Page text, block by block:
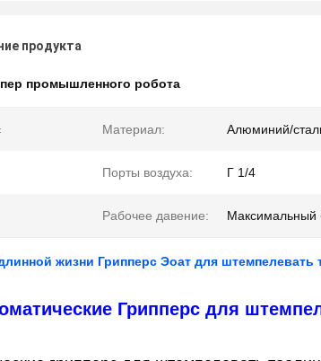
продукта
промышленного робота
Материал: Алюминий/
Порты воздуха: Г 1/4
Рабочее давение: Максимальный
жизни Грипперс Эоат для штемпелевать
Грипперс для